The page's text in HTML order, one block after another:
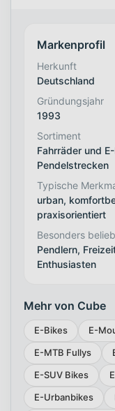
Markenprofil
Herkunft
Deutschland
Gründungsjahr
1993
Sortiment
Fahrräder und
Pendelstrecken
Typische
urban,
praxisorientiert
Besonders
Pendlern,
Enthusiasten
Mehr von Cube
E-Bikes E-
E-MTB Fullys
E-SUV Bikes
E-Urbanbikes